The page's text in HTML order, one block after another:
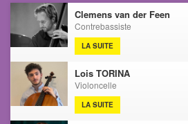
Clemens van der Feen
Contrebassiste
LA SUITE
Lois TORINA
Violoncelle
LA SUITE